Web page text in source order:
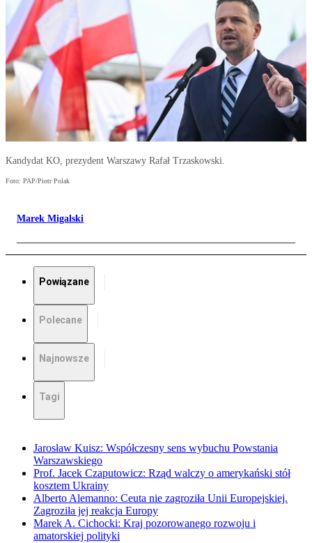
Kandydat KO, prezydent Warszawy Rafał Trzaskowski.
Foto: PAP/Piotr Polak
Marek Migalski
Powiązane
Polecane
Najnowsze
Tagi
Jarosław Kuisz: Współczesny sens wybuchu Powstania
Warszawskiego
Prof. Jacek Czaputowicz: Rząd walczy o amerykański stół
kosztem Ukrainy
Alberto Alemanno: Ceuta nie zagroziła Unii Europejskiej.
Zagroziła jej reakcja Europy
Marek A. Cichocki: Kraj pozorowanego rozwoju i
amatorskiej polityki